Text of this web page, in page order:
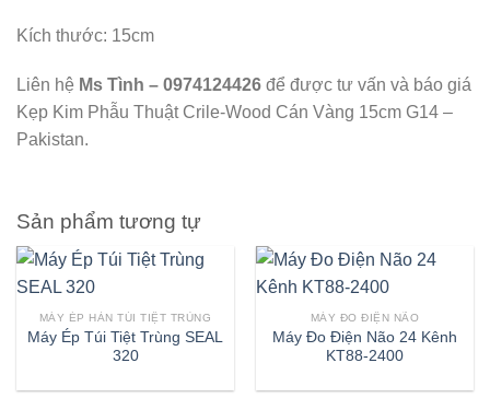
Kích thước: 15cm
Liên hệ Ms Tình – 0974124426 để được tư vấn và báo giá
Kẹp Kim Phẫu Thuật Crile-Wood Cán Vàng 15cm G14 –
Pakistan.
Sản phẩm tương tự
MÁY ÉP HÀN TÚI TIỆT TRÙNG
Máy Ép Túi Tiệt Trùng SEAL
320
MÁY ĐO ĐIỆN NÃO
Máy Đo Điện Não 24 Kênh
KT88-2400